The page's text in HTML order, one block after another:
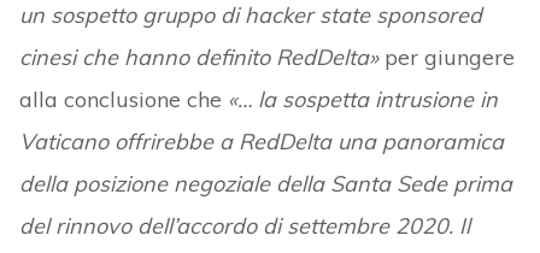
un sospetto gruppo di hacker state sponsored
cinesi che hanno definito RedDelta» per giungere
alla conclusione che «… la sospetta intrusione in
Vaticano offrirebbe a RedDelta una panoramica
della posizione negoziale della Santa Sede prima
del rinnovo dell’accordo di settembre 2020. Il